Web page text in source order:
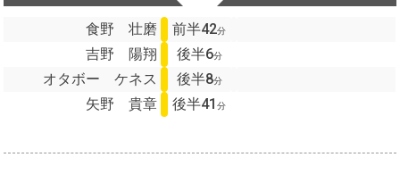
食野 壮磨 前半42分
吉野 陽翔 後半6分
オタボー ケネス 後半8分
矢野 貴章 後半41分